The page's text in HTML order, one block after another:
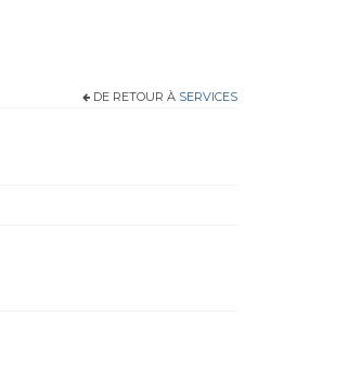
DE RETOUR À SERVICES